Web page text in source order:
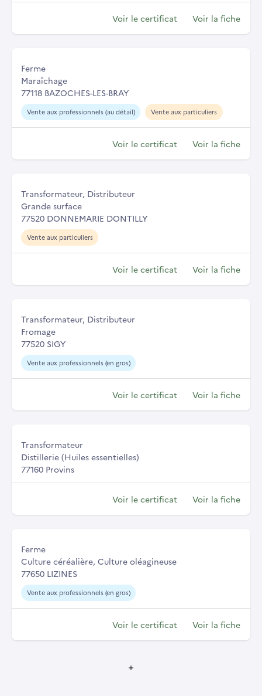
Voir le certificat Voir la fiche
Ferme
Maraîchage
77118 BAZOCHES-LES-BRAY
Vente aux professionnels (au détail) Vente aux particuliers
Voir le certificat Voir la fiche
Transformateur, Distributeur
Grande surface
77520 DONNEMARIE DONTILLY
Vente aux particuliers
Voir le certificat Voir la fiche
Transformateur, Distributeur
Fromage
77520 SIGY
Vente aux professionnels (en gros)
Voir le certificat Voir la fiche
Transformateur
Distillerie (Huiles essentielles)
77160 Provins
Voir le certificat Voir la fiche
Ferme
Culture céréalière, Culture oléagineuse
77650 LIZINES
Vente aux professionnels (en gros)
Voir le certificat Voir la fiche